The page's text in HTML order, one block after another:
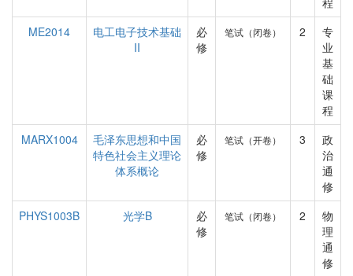
ME2014
电工电子技术基础
II
必
修
笔试（闭卷） 2
专
业
基
础
课
程
MARX1004
毛泽东思想和中国
特色社会主义理论
体系概论
必
修
笔试（开卷） 3
政
治
通
修
PHYS1003B
光学B
必
修
笔试（闭卷） 2
物
理
通
修